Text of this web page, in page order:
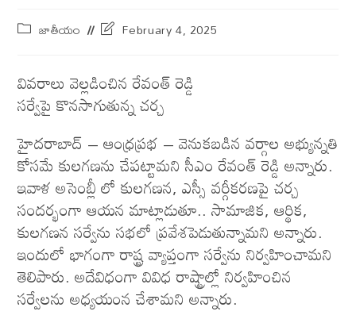
జాతీయం February 4, 2025
వివ‌రాలు వెల్ల‌డించిన రేవంత్ రెడ్డి
స‌ర్వేపై కొన‌సాగుతున్న చ‌ర్చ
హైదరాబాద్ – ఆంధ్రప్రభ – వెనుకబడిన వర్గాల అభ్యున్నతి
కోసమే కులగణను చేపట్టామని సీఎం రేవంత్ రెడ్డి అన్నారు.
ఇవాళ అసెంబ్లీ లో కులగణన, ఎస్సీ వర్గీకరణపై చర్చ
సందర్భంగా ఆయన మాట్లాడుతూ.. సామాజిక, ఆర్థిక,
కులగణన సర్వేను సభలో ప్రవేశపెడుతున్నామని అన్నారు.
ఇందులో భాగంగా రాష్ట్ర వ్యాప్తంగా సర్వేను నిర్వహించామని
తెలిపారు. అదేవిధంగా వివిధ రాష్ట్రాల్లో నిర్వహించిన
సర్వేలను అధ్యయంన చేశామని అన్నారు.